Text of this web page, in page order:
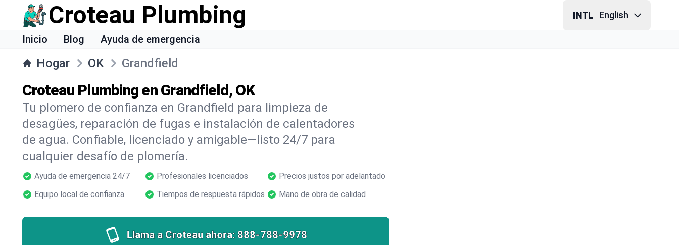
Croteau Plumbing English
Inicio Blog Ayuda de emergencia
Hogar OK Grandfield
Croteau Plumbing en Grandfield, OK
Tu plomero de confianza en Grandfield para limpieza de
desagües, reparación de fugas e instalación de calentadores
de agua. Confiable, licenciado y amigable—listo 24/7 para
cualquier desafío de plomería.
Ayuda de emergencia 24/7 Profesionales licenciados
Precios justos por adelantado
Equipo local de confianza
Tiempos de respuesta rápidos Mano de obra de calidad
Llama a Croteau ahora: 888-788-9978